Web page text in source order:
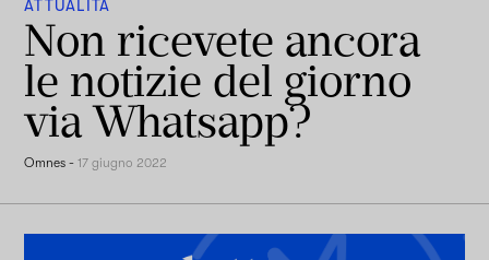
ATTUALITÀ
Non ricevete ancora
le notizie del giorno
via Whatsapp?
Omnes -17 giugno 2022